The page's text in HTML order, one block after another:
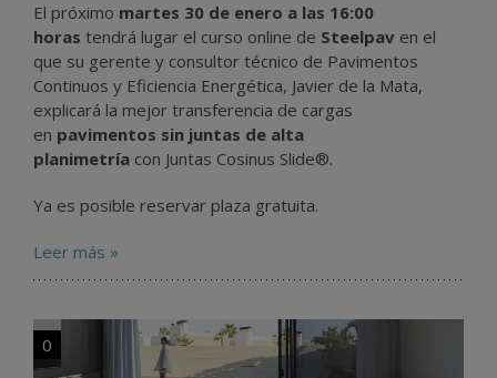
El próximo martes 30 de enero a las 16:00
horas tendrá lugar el curso online de Steelpav en el
que su gerente y consultor técnico de Pavimentos
Continuos y Eficiencia Energética, Javier de la Mata,
explicará la mejor transferencia de cargas
en pavimentos sin juntas de alta
planimetría con Juntas Cosinus Slide®.
Ya es posible reservar plaza gratuita.
Leer más »
0